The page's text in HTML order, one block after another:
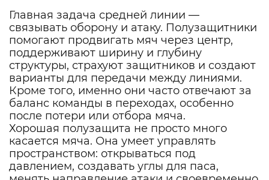
Главная задача средней линии —
связывать оборону и атаку. Полузащитники
помогают продвигать мяч через центр,
поддерживают ширину и глубину
структуры, страхуют защитников и создают
варианты для передачи между линиями.
Кроме того, именно они часто отвечают за
баланс команды в переходах, особенно
после потери или отбора мяча.
Хорошая полузащита не просто много
касается мяча. Она умеет управлять
пространством: открываться под
давлением, создавать углы для паса,